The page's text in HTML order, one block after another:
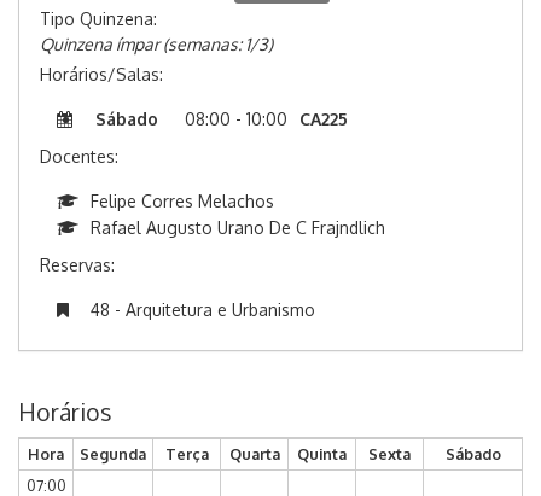
Tipo Quinzena:
Quinzena ímpar (semanas: 1/3)
Horários/Salas:
Sábado 08:00 - 10:00
CA225
Docentes:
Felipe Corres Melachos
Rafael Augusto Urano De C Frajndlich
Reservas:
48 - Arquitetura e Urbanismo
Horários
Hora Segunda Terça Quarta Quinta Sexta
Sábado
07:00